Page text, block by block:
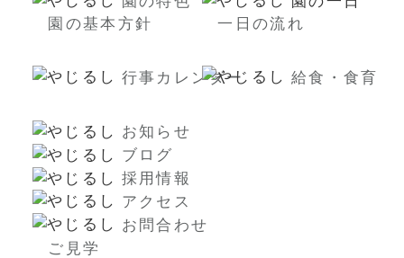
園の基本方針
一日の流れ
行事カレンダー 給食・食育
お知らせ
ブログ
採用情報
アクセス
お問合わせ
ご見学